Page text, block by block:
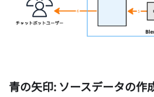
青の矢印: ソースデータの作